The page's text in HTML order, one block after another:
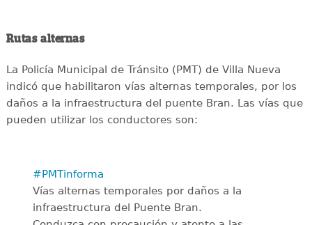
Rutas alternas
La Policía Municipal de Tránsito (PMT) de Villa Nueva
indicó que habilitaron vías alternas temporales, por los
daños a la infraestructura del puente Bran. Las vías que
pueden utilizar los conductores son:
#PMTinforma
Vías alternas temporales por daños a la
infraestructura del Puente Bran.